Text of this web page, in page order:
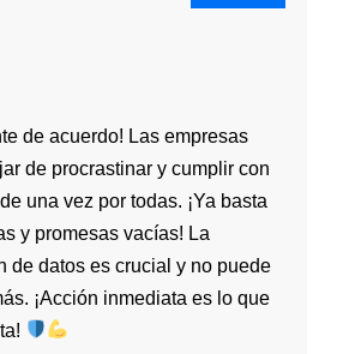
de acuerdo! Las empresas
de procrastinar y cumplir con
una vez por todas. ¡Ya basta
y promesas vacías! La
de datos es crucial y no puede
¡Acción inmediata es lo que